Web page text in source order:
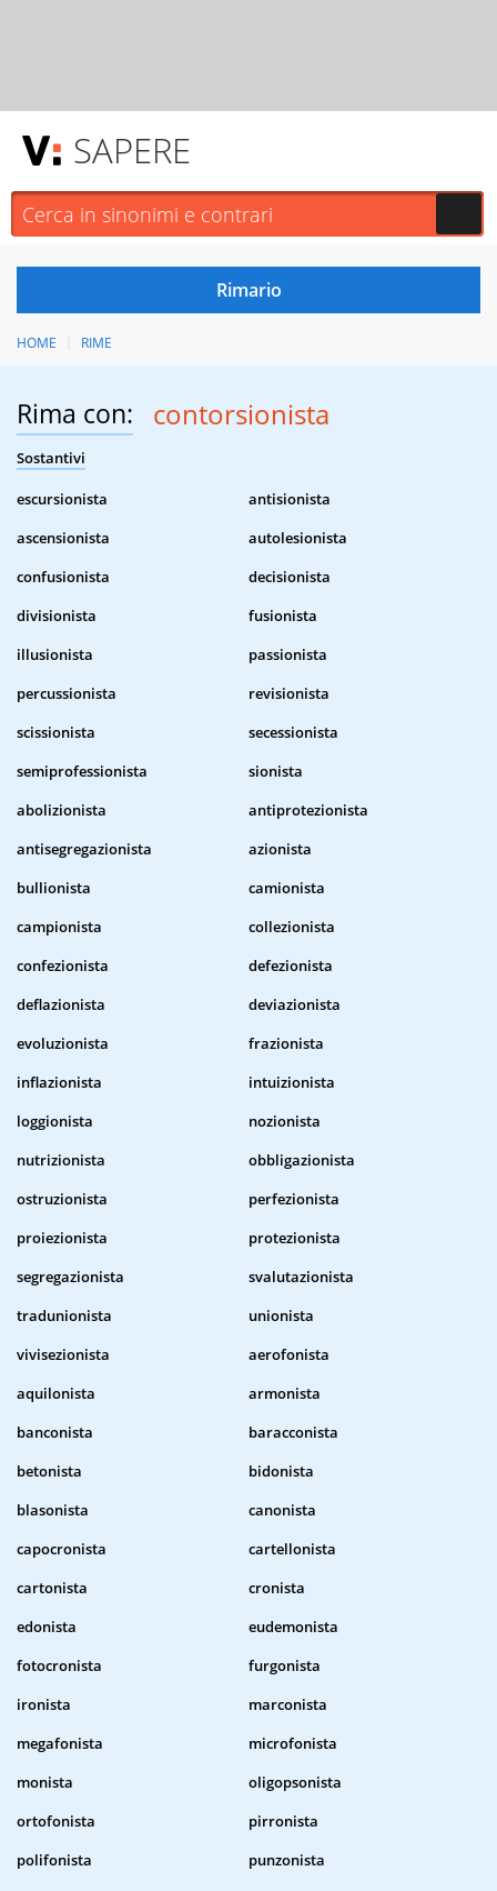
SAPERE
HOME RIME
Rima con: contorsionista
Sostantivi
escursionista
antisionista
ascensionista
autolesionista
confusionista
decisionista
divisionista
fusionista
illusionista
passionista
percussionista
revisionista
scissionista
secessionista
semiprofessionista
sionista
abolizionista
antiprotezionista
antisegregazionista
azionista
bullionista
camionista
campionista
collezionista
confezionista
defezionista
deflazionista
deviazionista
evoluzionista
frazionista
inflazionista
intuizionista
loggionista
nozionista
nutrizionista
obbligazionista
ostruzionista
perfezionista
proiezionista
protezionista
segregazionista
svalutazionista
tradunionista
unionista
vivisezionista
aerofonista
aquilonista
armonista
banconista
baracconista
betonista
bidonista
blasonista
canonista
capocronista
cartellonista
cartonista
cronista
edonista
eudemonista
fotocronista
furgonista
ironista
marconista
megafonista
microfonista
monista
oligopsonista
ortofonista
pirronista
polifonista
punzonista